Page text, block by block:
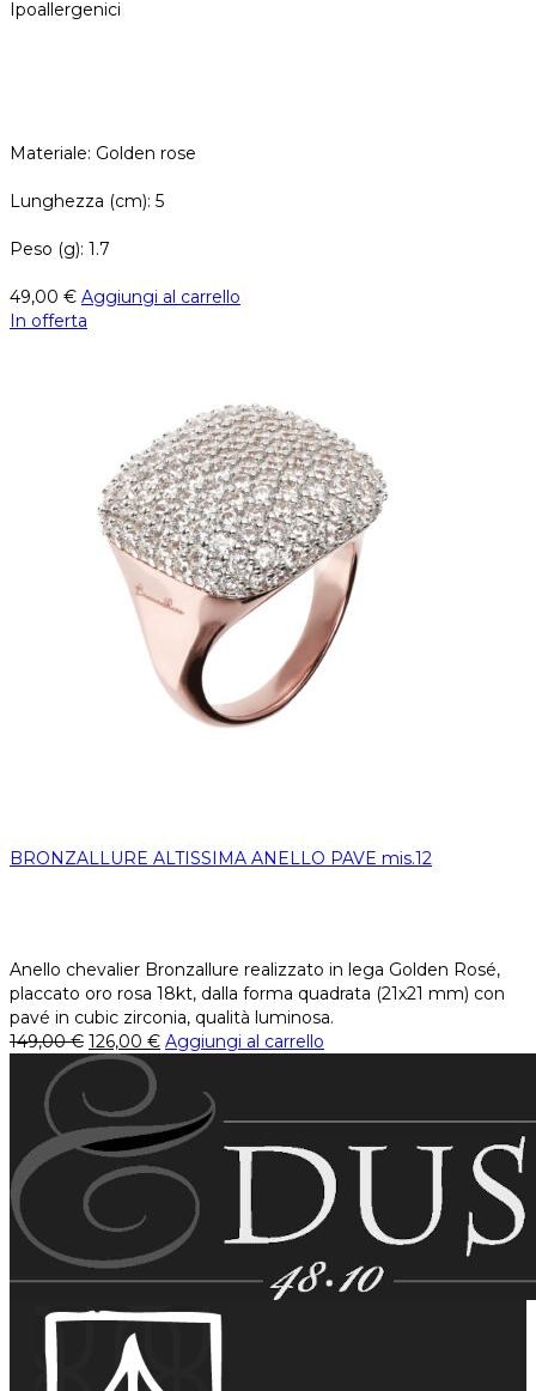
Ipoallergenici
Materiale: Golden rose
Lunghezza (cm): 5
Peso (g): 1.7
49,00 € Aggiungi al carrello
In offerta
BRONZALLURE ALTISSIMA ANELLO PAVE mis.12
Anello chevalier Bronzallure realizzato in lega Golden Rosé,
placcato oro rosa 18kt, dalla forma quadrata (21x21 mm) con
pavé in cubic zirconia, qualità luminosa.
149,00€ 126,00 € Aggiungi al carrello